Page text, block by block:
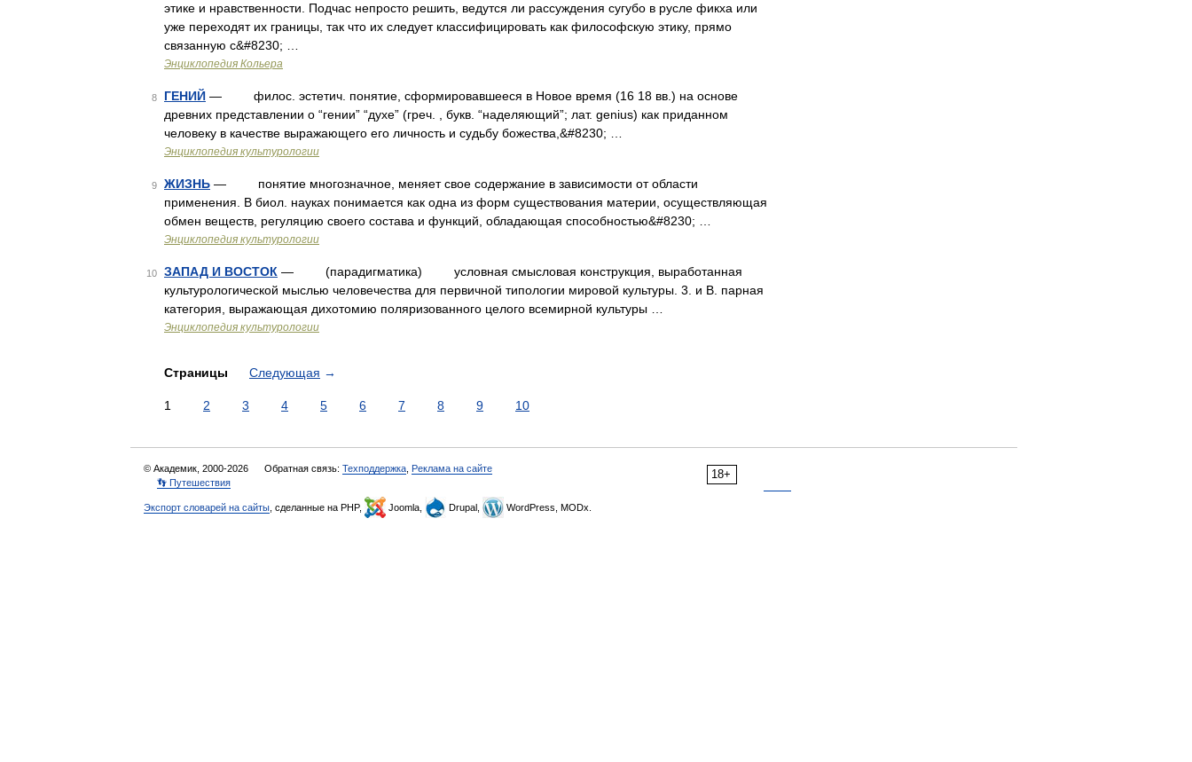
этике и нравственности. Подчас непросто решить, ведутся ли рассуждения сугубо в русле фикха или
уже переходят их границы, так что их следует классифицировать как философскую этику, прямо
связанную с&#8230; …
Энциклопедия Кольера
8 ГЕНИЙ — филос. эстетич. понятие, сформировавшееся в Новое время (16 18 вв.) на основе
древних представлении о “гении” “духе” (греч. , букв. “наделяющий”; лат. genius) как приданном
человеку в качестве выражающего его личность и судьбу божества,&#8230; …
Энциклопедия культурологии
9 ЖИЗНЬ — понятие многозначное, меняет свое содержание в зависимости от области
применения. В биол. науках понимается как одна из форм существования материи, осуществляющая
обмен веществ, регуляцию своего состава и функций, обладающая способностью&#8230; …
Энциклопедия культурологии
10 ЗАПАД И ВОСТОК — (парадигматика) условная смысловая конструкция, выработанная
культурологической мыслью человечества для первичной типологии мировой культуры. 3. и В. парная
категория, выражающая дихотомию поляризованного целого всемирной культуры …
Энциклопедия культурологии
Страницы Следующая →
1 2 3 4 5 6 7 8 9 10
18+
© Академик, 2000-2026 Обратная связь: Техподдержка Реклама на сайте
👣 Путешествия
Экспорт словарей на сайты , сделанные на PHP, Joomla, Drupal, WordPress, MODx.